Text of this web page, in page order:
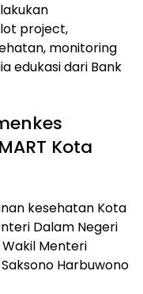
project,
monitoring
edukasi dari Bank
Kota
kesehatan Kota
Dalam Negeri
Menteri
Harbuwono